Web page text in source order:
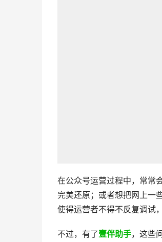
在公众号运营过程中，常常
完美还原；或者想把网上一
使得运营者不得不反复调试
不过，有了壹伴助手，这些